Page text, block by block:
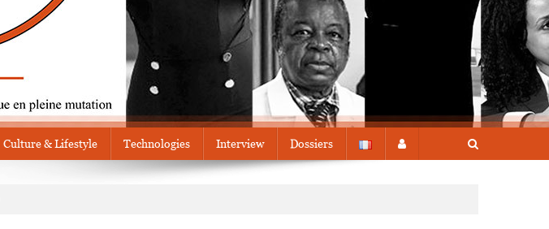
Culture & Lifestyle Technologies Interview Dossiers